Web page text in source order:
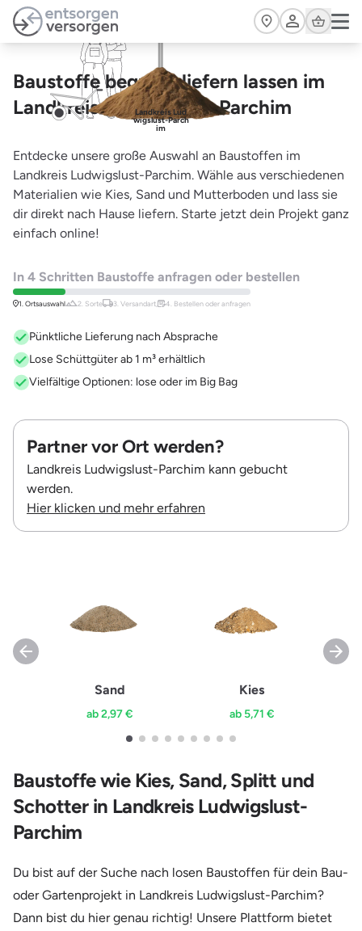
Zum Hauptinhalt springen
Cart
Baustoffe bequem liefern lassen im
Landkreis Ludwigslust-Parchim
Landkreis Lud
wigslust-Parch
im
Entdecke unsere große Auswahl an Baustoffen im
Landkreis Ludwigslust-Parchim. Wähle aus verschiedenen
Materialien wie Kies, Sand und Mutterboden und lass sie
dir direkt nach Hause liefern. Starte jetzt dein Projekt ganz
einfach online!
In 4 Schritten Baustoffe anfragen oder bestellen
1. Ortsauswahl 2. Sorte 3. Versandart, 4. Bestellen oder anfragen
Pünktliche Lieferung nach Absprache
Lose Schüttgüter ab 1 m³ erhältlich
Vielfältige Optionen: lose oder im Big Bag
Partner vor Ort werden?
Landkreis Ludwigslust-Parchim kann gebucht
werden.
Hier klicken und mehr erfahren
Sand
ab 2,97 €
Kies
ab 5,71 €
Baustoffe wie Kies, Sand, Splitt und
Schotter in Landkreis Ludwigslust-
Parchim
Du bist auf der Suche nach losen Baustoffen für dein Bau-
oder Gartenprojekt in Landkreis Ludwigslust-Parchim?
Dann bist du hier genau richtig! Unsere Plattform bietet